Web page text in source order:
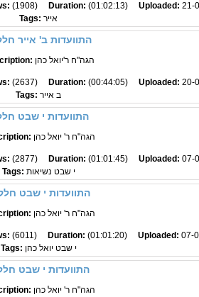
(1908) Duration: (01:02:13) Uploaded: 21-
Tags: אייר
התוועדות ב' אייר
הגה"ח ר'יואל כהן
(2637) Duration: (00:44:05) Uploaded: 20-
Tags: ב אייר
התוועדות י שבט
הגה"ח ר' יואל כהן
(2877) Duration: (01:01:45) Uploaded: 07-
Tags: י שבט נשיאות
התוועדות י שבט
הגה"ח ר' יואל כהן
(6011) Duration: (01:01:20) Uploaded: 07-
Tags: י שבט יואל כהן
התוועדות י שבט
הגה"ח ר' יואל כהן